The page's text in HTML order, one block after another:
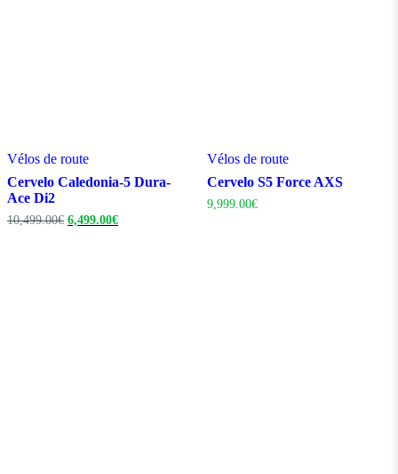
Vélos de route
Cervelo Caledonia-5 Dura-
Ace Di2
10,499.00€ Le
6,499.00€Le
Vélos de route
Cervelo S5 Force AXS
9,999.00€